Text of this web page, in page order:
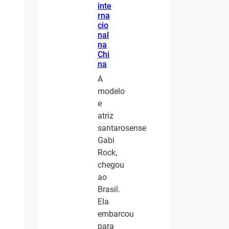
inte
rna
cio
nal
na
Chi
na
A
modelo
e
atriz
santarosense
Gabi
Rock,
chegou
ao
Brasil.
Ela
embarcou
para